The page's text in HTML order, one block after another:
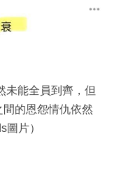
未能全員到齊，但
的恩怨情仇依然
圖片）